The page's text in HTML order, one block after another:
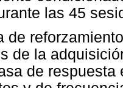
las 45
de
de la
de